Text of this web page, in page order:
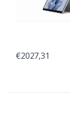
€2027,31